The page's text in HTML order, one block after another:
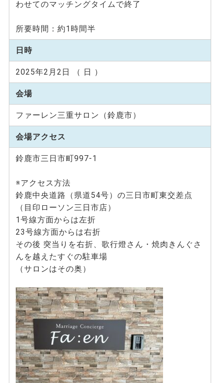
わせてのマッチングタイムで終了
所要時間：約1時間半
日時
2025年2月2日 （ 日 ）
会場
ファーレン三重サロン（鈴鹿市）
会場アクセス
鈴鹿市三日市町997-1
※アクセス方法
鈴鹿中央道路（県道54号）の三日市町東交差点
（目印ローソン三日市店）
1号線方面からは左折
23号線方面からは右折
その後 突当りを右折、歌行燈さん・焼肉きんぐさ
んを越えたすぐの駐車場
（サロンはその奥）